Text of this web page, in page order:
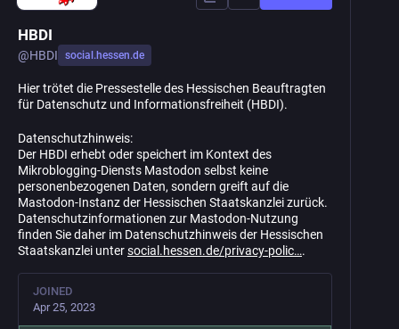
HBDI
@HBDI social.hessen.de
Hier trötet die Pressestelle des Hessischen Beauftragten
für Datenschutz und Informationsfreiheit (HBDI).
Datenschutzhinweis:
Der HBDI erhebt oder speichert im Kontext des
Mikroblogging-Diensts Mastodon selbst keine
personenbezogenen Daten, sondern greift auf die
Mastodon-Instanz der Hessischen Staatskanzlei zurück.
Datenschutzinformationen zur Mastodon-Nutzung
finden Sie daher im Datenschutzhinweis der Hessischen
Staatskanzlei untersocial.hessen.de/privacy-polic .
JOINED
Apr 25, 2023